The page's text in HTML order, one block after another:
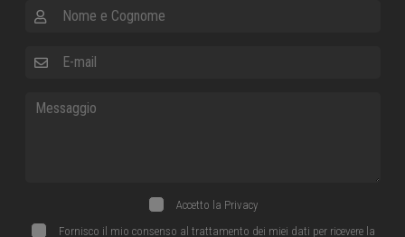
Accetto la Privacy
Fornisco il mio consenso al trattamento dei miei dati per ricevere la